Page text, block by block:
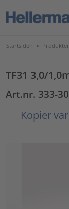
Startsiden > Produkter
TF31 3,0/
Art.nr. 333-
Kopier